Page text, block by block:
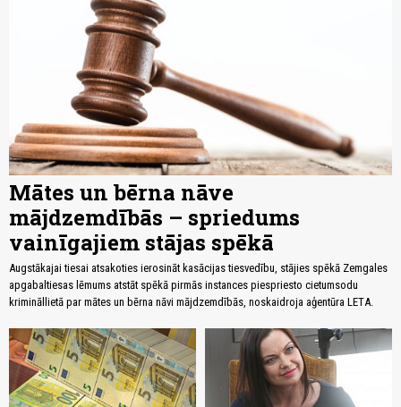
Mātes un bērna nāve
mājdzemdībās – spriedums
vainīgajiem stājas spēkā
Augstākajai tiesai atsakoties ierosināt kasācijas tiesvedību, stājies spēkā Zemgales
apgabaltiesas lēmums atstāt spēkā pirmās instances piespriesto cietumsodu
krimināllietā par mātes un bērna nāvi mājdzemdībās, noskaidroja aģentūra LETA.